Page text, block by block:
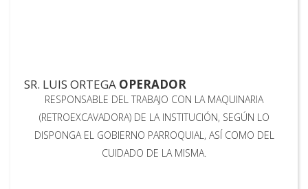
SR. LUIS ORTEGA OPERADOR
RESPONSABLE DEL TRABAJO CON LA MAQUINARIA
(RETROEXCAVADORA) DE LA INSTITUCIÓN, SEGÚN LO
DISPONGA EL GOBIERNO PARROQUIAL, ASÍ COMO DEL
CUIDADO DE LA MISMA.